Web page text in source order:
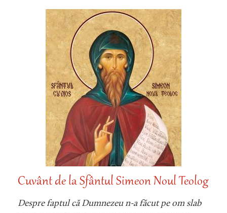
Cuvânt de la Sfântul Simeon Noul Teolog
Despre faptul că Dumnezeu n-a făcut pe om slab